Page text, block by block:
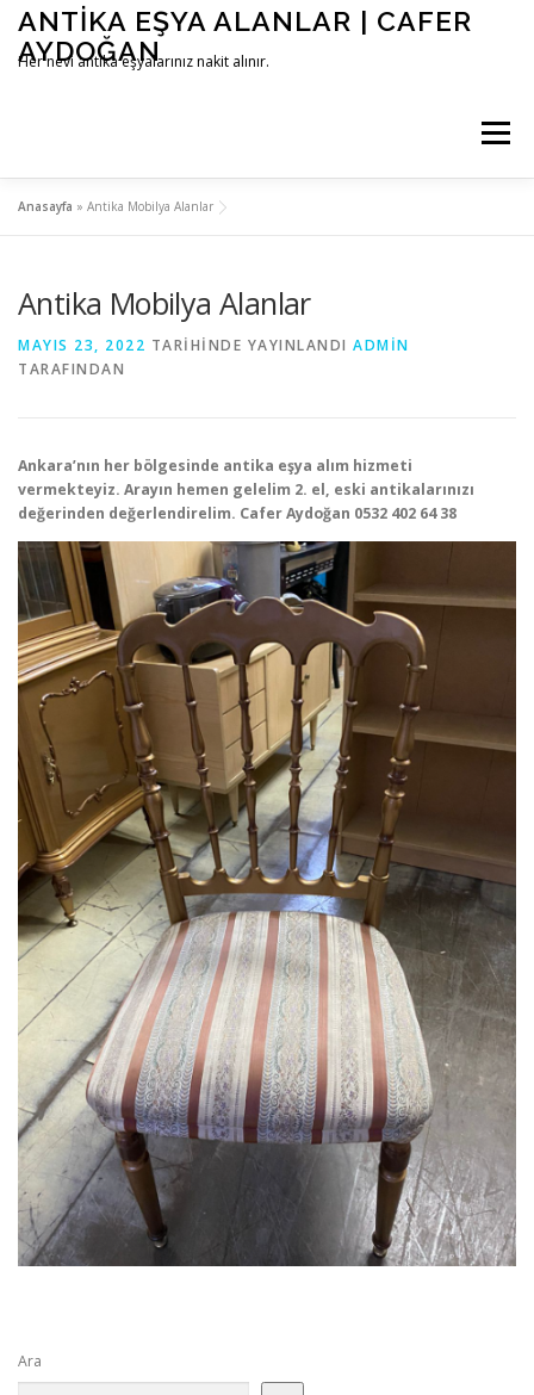
İçeriğe
geçANTIKA EŞYA ALANLAR | CAFER
AYDOĞAN
Her nevi antika eşyalarınız nakit alınır.
Menü
ANTIKA EŞYA ALANLAR İLETIŞIM BILGILERI
Anasayfa » Antika Mobilya Alanlar
Antika Mobilya Alanlar
MAYIS 23, 2022 TARIHINDE YAYINLANDI ADMIN
TARAFINDAN
Ankara’nın her bölgesinde antika eşya alım hizmeti
vermekteyiz. Arayın hemen gelelim 2. el, eski antikalarınızı
değerinden değerlendirelim. Cafer Aydoğan 0532 402 64 38
Ara